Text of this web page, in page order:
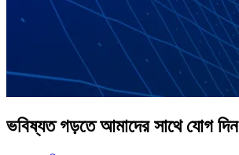
ভবিষ্যত গড়তে আমাদের সাথে যোগ দিন